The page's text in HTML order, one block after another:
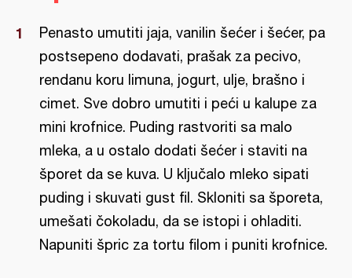
Penasto umutiti jaja, vanilin šećer i šećer, pa
postsepeno dodavati, prašak za pecivo,
rendanu koru limuna, jogurt, ulje, brašno i
cimet. Sve dobro umutiti i peći u kalupe za
mini krofnice. Puding rastvoriti sa malo
mleka, a u ostalo dodati šećer i staviti na
šporet da se kuva. U ključalo mleko sipati
puding i skuvati gust fil. Skloniti sa šporeta,
umešati čokoladu, da se istopi i ohladiti.
Napuniti špric za tortu filom i puniti krofnice.